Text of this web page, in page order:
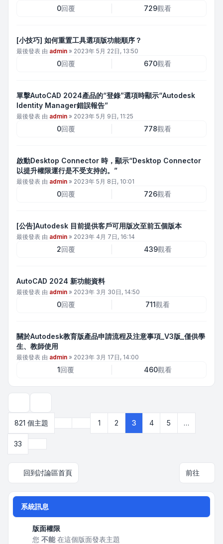
0回覆 729觀看
[小技巧] 如何重置工具選項版功能順序？
最後發表 由 admin » 2023年 5月 22日, 13:50
0回覆 670觀看
單擊AutoCAD 2024產品的“登錄”選項時顯示“Autodesk
Identity Manager錯誤報告”
最後發表 由 admin » 2023年 5月 9日, 11:25
0回覆 778觀看
啟動Desktop Connector 時，顯示“Desktop Connector
以提升權限運行是不受支持的。”
最後發表 由 admin » 2023年 5月 8日, 10:01
0回覆 726觀看
[公告]Autodesk 目前提供客戶可用版次至前五個版本
最後發表 由 admin » 2023年 4月 7日, 16:14
2回覆 439觀看
AutoCAD 2024 新功能資料
最後發表 由 admin » 2023年 3月 30日, 14:50
0回覆 711觀看
關於Autodesk教育版產品申請流程及注意事項_V3版_僅供學
生、教師使用
最後發表 由 admin » 2023年 3月 17日, 14:00
1回覆 460觀看
821 個主題
第3頁 (共 33 頁)
上一頁1 2 3 4 5 …
33
回到討論區首頁 前往
系統訊息
版面權限
您 不能在這個版面發表主題